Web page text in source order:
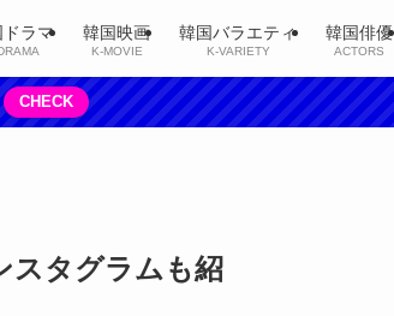
ドラマ 韓国映画
K-MOVIE
韓国バラエティ
K-VARIETY
韓国俳優
ACTORS
CHECK
スタグラムも紹